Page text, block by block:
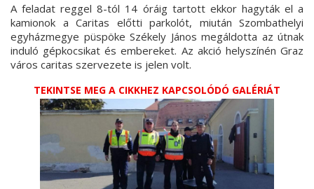
A feladat reggel 8-tól 14 óráig tartott ekkor hagyták el a
kamionok a Caritas előtti parkolót, miután Szombathelyi
egyházmegye püspöke Székely János megáldotta az útnak
induló gépkocsikat és embereket. Az akció helyszínén Graz
város caritas szervezete is jelen volt.
TEKINTSE MEG A CIKKHEZ KAPCSOLÓDÓ GALÉRIÁT